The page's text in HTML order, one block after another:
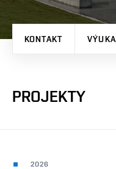
KONTAKT VÝUKA
PROJEKTY
2026